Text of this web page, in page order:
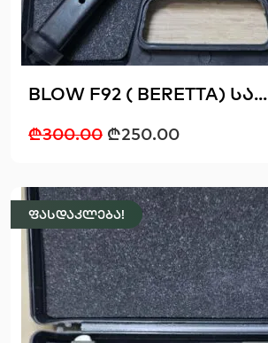
BLOW F92 ( BERETTA) სა...
₾300.00 ₾250.00
ფასდაკლება!